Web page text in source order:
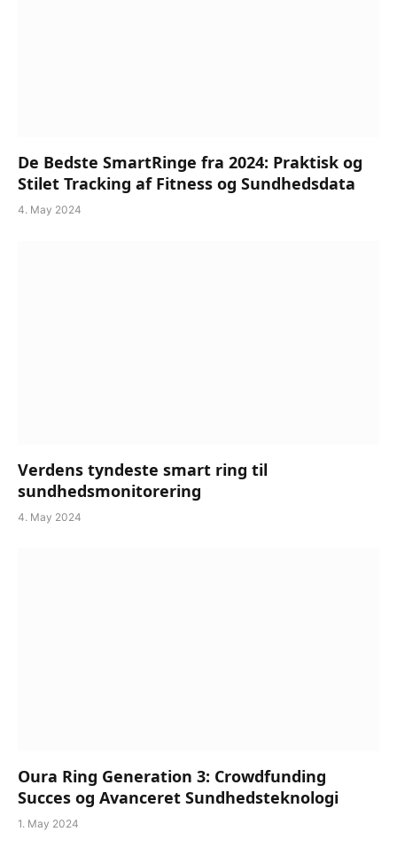
De Bedste SmartRinge fra 2024: Praktisk og
Stilet Tracking af Fitness og Sundhedsdata
4. May 2024
Verdens tyndeste smart ring til
sundhedsmonitorering
4. May 2024
Oura Ring Generation 3: Crowdfunding
Succes og Avanceret Sundhedsteknologi
1. May 2024